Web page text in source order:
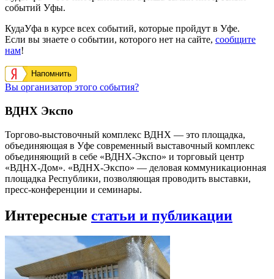
событий Уфы.
КудаУфа в курсе всех событий, которые пройдут в Уфе.
Если вы знаете о событии, которого нет на сайте, сообщите
нам!
Напомнить
Вы организатор этого события?
ВДНХ Экспо
Торгово-выстовочный комплекс ВДНХ — это площадка,
объединяющая в Уфе современный выставочный комплекс
объединяющий в себе «ВДНХ-Экспо» и торговый центр
«ВДНХ-Дом». «ВДНХ-Экспо» — деловая коммуникационная
площадка Республики, позволяющая проводить выставки,
пресс-конференции и семинары.
Интересные статьи и публикации